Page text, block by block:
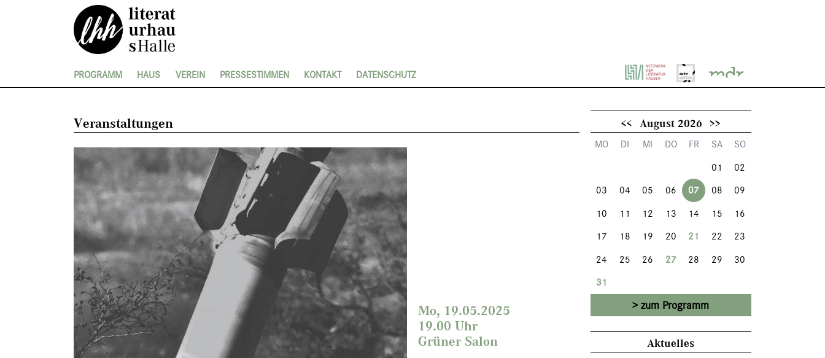
PROGRAMM HAUS VEREIN PRESSESTIMMEN KONTAKT DATENSCHUTZ
Veranstaltungen
Mo, 19.05.2025
19.00 Uhr
Grüner Salon
<< August 2026 >>
MO DI MI DO FR SA
SO
01
02
03
04 05 06 07 08
09
10
11 12 13 14 15
16
17
18 19 20 21 22
23
24
25 26 27 28 29
30
31
zum Programm
Aktuelles